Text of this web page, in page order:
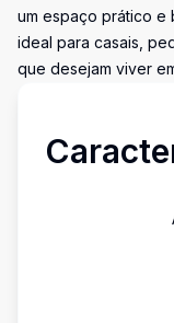
um espaço prático e
ideal para casais,
que desejam viver